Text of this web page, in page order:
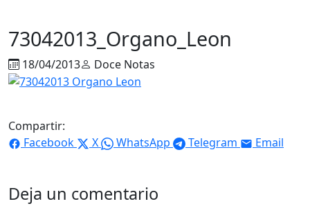
73042013_Organo_Leon
18/04/2013 Doce Notas
Compartir:
Facebook
X WhatsApp Telegram Email
Deja un comentario